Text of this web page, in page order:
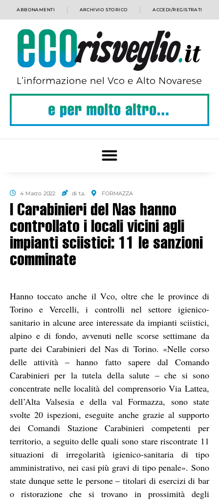
ABBONAMENTI ARCHIVIO STORICO ACCEDI/REGISTRATI
4 Marzo 2022 di t.a. FORMAZZA
I Carabinieri del Nas hanno
controllato i locali vicini agli
impianti sciistici: 11 le sanzioni
comminate
Hanno toccato anche il Vco, oltre che le province di
Torino e Vercelli, i controlli nel settore igienico-
sanitario in alcune aree interessate da impianti sciistici,
alpino e di fondo, avvenuti nelle scorse settimane da
parte dei Carabinieri del Nas di Torino. «Nelle corso
delle attività – hanno fatto sapere dal Comando
Carabinieri per la tutela della salute – che si sono
concentrate nelle località del comprensorio Via Lattea,
dell’Alta Valsesia e della val Formazza, sono state
svolte 20 ispezioni, eseguite anche grazie al supporto
dei Comandi Stazione Carabinieri competenti per
territorio, a seguito delle quali sono stare riscontrate 11
situazioni di irregolarità igienico-sanitaria di tipo
amministrativo, nei casi più gravi di tipo penale». Sono
state dunque sette le persone – titolari di esercizi di bar
o ristorazione che si trovano in prossimità degli